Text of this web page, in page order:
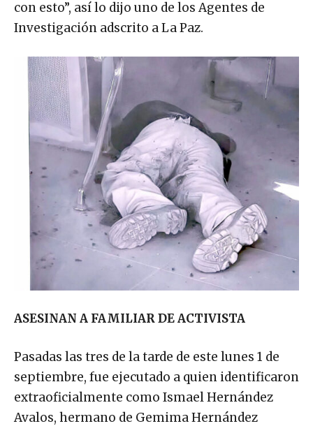
con esto”, así lo dijo uno de los Agentes de
Investigación adscrito a La Paz.
ASESINAN A FAMILIAR DE ACTIVISTA
Pasadas las tres de la tarde de este lunes 1 de
septiembre, fue ejecutado a quien identificaron
extraoficialmente como Ismael Hernández
Avalos, hermano de Gemima Hernández